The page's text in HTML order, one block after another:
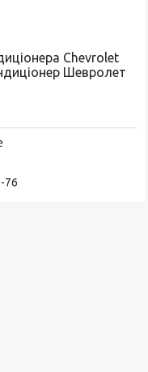
Chevrolet
Шевролет
76